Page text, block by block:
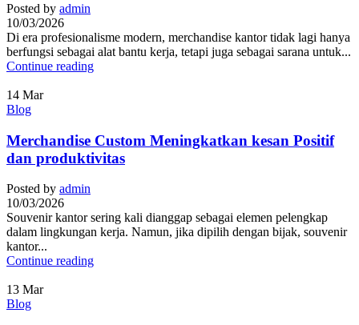
Posted by admin
10/03/2026
Di era profesionalisme modern, merchandise kantor tidak lagi hanya
berfungsi sebagai alat bantu kerja, tetapi juga sebagai sarana untuk...
Continue reading
14 Mar
Blog
Merchandise Custom Meningkatkan kesan Positif
dan produktivitas
Posted by admin
10/03/2026
Souvenir kantor sering kali dianggap sebagai elemen pelengkap
dalam lingkungan kerja. Namun, jika dipilih dengan bijak, souvenir
kantor...
Continue reading
13 Mar
Blog